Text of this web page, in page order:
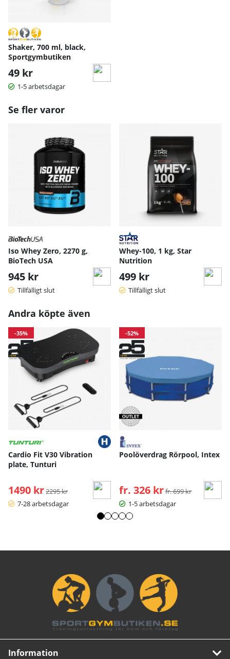
Shaker, 700 ml, black,
Sportgymbutiken
49 kr
1-5 arbetsdagar
Se fler varor
Iso Whey Zero, 2270 g,
BioTech USA
945 kr
Tillfälligt slut
Whey-100, 1 kg, Star
Nutrition
499 kr
Tillfälligt slut
Andra köpte även
-35%
Cardio Fit V30 Vibration
plate, Tunturi
1490 kr Ordinarie pris:
2295 kr
7-28 arbetsdagar
-52%
Poolöverdrag Rörpool, Intex
fr. 326 kr Ordinarie pris:
fr. 699 kr
1-5 arbetsdagar
Information